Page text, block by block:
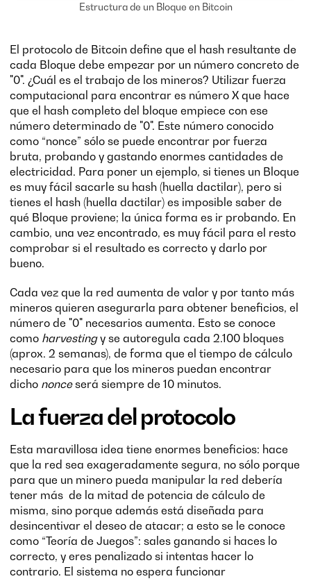
Estructura de un Bloque en Bitcoin
El protocolo de Bitcoin define que el hash resultante de
cada Bloque debe empezar por un número concreto de
"0". ¿Cuál es el trabajo de los mineros? Utilizar fuerza
computacional para encontrar es número X que hace
que el hash completo del bloque empiece con ese
número determinado de "0". Este número conocido
como “nonce” sólo se puede encontrar por fuerza
bruta, probando y gastando enormes cantidades de
electricidad. Para poner un ejemplo, si tienes un Bloque
es muy fácil sacarle su hash (huella dactilar), pero si
tienes el hash (huella dactilar) es imposible saber de
qué Bloque proviene; la única forma es ir probando. En
cambio, una vez encontrado, es muy fácil para el resto
comprobar si el resultado es correcto y darlo por
bueno.
Cada vez que la red aumenta de valor y por tanto más
mineros quieren asegurarla para obtener beneficios, el
número de "0" necesarios aumenta. Esto se conoce
como harvestingy se autoregula cada 2.100 bloques
(aprox. 2 semanas), de forma que el tiempo de cálculo
necesario para que los mineros puedan encontrar
dicho nonceserá siempre de 10 minutos.
La fuerza del protocolo
Esta maravillosa idea tiene enormes beneficios: hace
que la red sea exageradamente segura, no sólo porque
para que un minero pueda manipular la red debería
tener más de la mitad de potencia de cálculo de
misma, sino porque además está diseñada para
desincentivar el deseo de atacar; a esto se le conoce
como “Teoría de Juegos”: sales ganando si haces lo
correcto, y eres penalizado si intentas hacer lo
contrario. El sistema no espera funcionar